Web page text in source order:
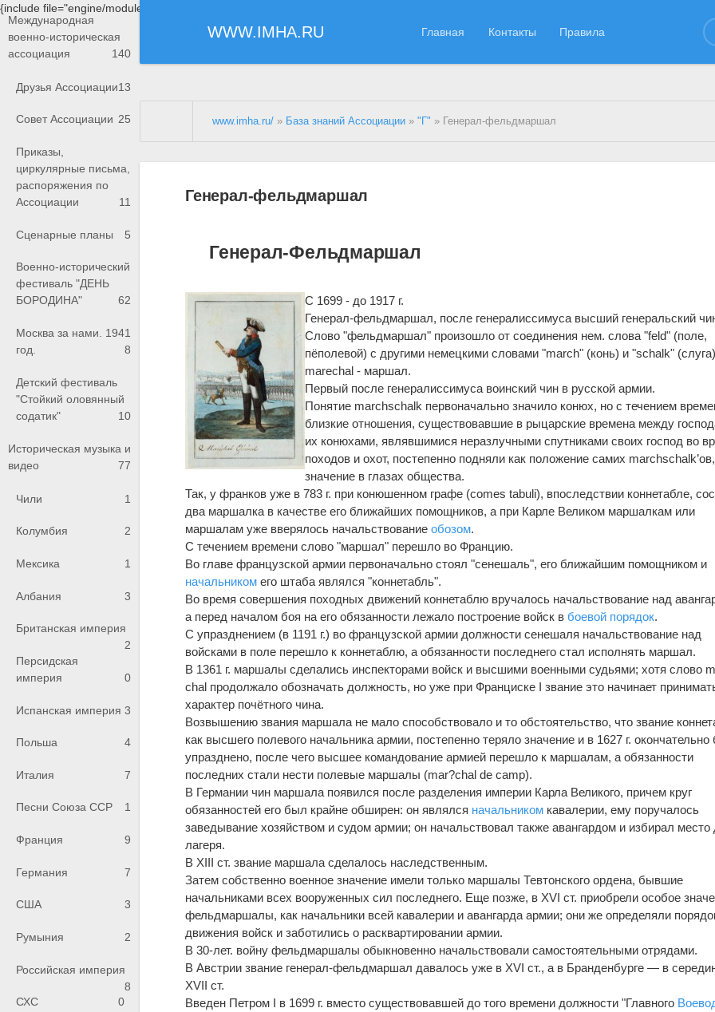
{include file="engine/modules/saperu/head.php"}
WWW.IMHA.RU Главная Контакты Правила
Международная
военно-историческая
ассоциация
140
Друзья Ассоциации13
Совет Ассоциации 25
Приказы,
циркулярные письма,
распоряжения по
Ассоциации
11
Сценарные планы 5
Военно-исторический
фестиваль "ДЕНЬ
БОРОДИНА"
62
Москва за нами. 1941
год.
8
Детский фестиваль
"Стойкий оловянный
содатик"
10
Историческая музыка и
видео
77
Чили 1
Колумбия 2
Мексика 1
Албания 3
Британская империя
2
Персидская
империя
0
Испанская империя 3
Польша 4
Италия 7
Песни Союза ССР 1
Франция 9
Германия 7
США 3
Румыния 2
Российская империя
8
СХС
0
www.imha.ru/ » База знаний Ассоциации »"Г" » Генерал-фельдмаршал
Генерал-фельдмаршал
Генерал-Фельдмаршал
С 1699 - до 1917 г.
Генерал-фельдмаршал, после генералиссимуса высший генеральский
Слово "фельдмаршал" произошло от соединения нем. слова "feld" (поле,
пёполевой) с другими немецкими словами "march" (конь) и "schalk"
marechal - маршал.
Первый после генералиссимуса воинский чин в русской армии.
Понятие marchschalk первоначально значило конюх, но с течением
близкие отношения, существовавшие в рыцарские времена между
их конюхами, являвшимися неразлучными спутниками своих господ во
походов и охот, постепенно подняли как положение самих
значение в глазах общества.
Так, у франков уже в 783 г. при конюшенном графе (comes tabuli), впоследствии коннетабле,
два маршалка в качестве его ближайших помощников, а при Карле Великом маршалкам или
маршалам уже вверялось начальствованиеобозом.
С течением времени слово "маршал" перешло во Францию.
Во главе французской армии первоначально стоял "сенешаль", его ближайшим помощником и
начальником его штаба являлся "коннетабль".
Во время совершения походных движений коннетаблю вручалось начальствование над
а перед началом боя на его обязанности лежало построение войск в боевой порядок.
С упразднением (в 1191 г.) во французской армии должности сенешаля начальствование над
войсками в поле перешло к коннетаблю, а обязанности последнего стал исполнять маршал.
В 1361 г. маршалы сделались инспекторами войск и высшими военными судьями; хотя слово
chal продолжало обозначать должность, но уже при Франциске I звание это начинает
характер почётного чина.
Возвышению звания маршала не мало способствовало и то обстоятельство, что звание
как высшего полевого начальника армии, постепенно теряло значение и в 1627 г.
упразднено, после чего высшее командование армией перешло к маршалам, а обязанности
последних стали нести полевые маршалы (mar?chal de camp).
В Германии чин маршала появился после разделения империи Карла Великого, причем круг
обязанностей его был крайне обширен: он являлся начальником кавалерии, ему поручалось
заведывание хозяйством и судом армии; он начальствовал также авангардом и избирал место
лагеря.
В XIII ст. звание маршала сделалось наследственным.
Затем собственно военное значение имели только маршалы Тевтонского ордена, бывшие
начальниками всех вооруженных сил последнего. Еще позже, в XVI ст. приобрели особое
фельдмаршалы, как начальники всей кавалерии и авангарда армии; они же определяли
движения войск и заботились о расквартировании армии.
В 30-лет. войну фельдмаршалы обыкновенно начальствовали самостоятельными отрядами.
В Австрии звание генерал-фельдмаршал давалось уже в XVI ст., а в Бранденбурге — в
XVII ст.
Введен Петром I в 1699 г. вместо существовавшей до того времени должности "Главного